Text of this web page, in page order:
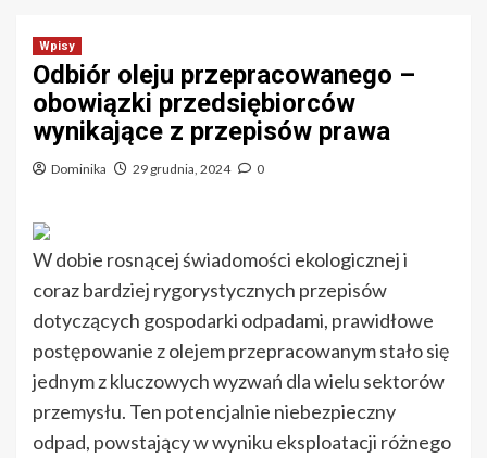
Wpisy
Odbiór oleju przepracowanego –
obowiązki przedsiębiorców
wynikające z przepisów prawa
Dominika 29 grudnia, 2024 0
W dobie rosnącej świadomości ekologicznej i
coraz bardziej rygorystycznych przepisów
dotyczących gospodarki odpadami, prawidłowe
postępowanie z olejem przepracowanym stało się
jednym z kluczowych wyzwań dla wielu sektorów
przemysłu. Ten potencjalnie niebezpieczny
odpad, powstający w wyniku eksploatacji różnego